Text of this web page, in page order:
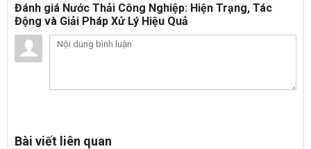
Đánh giá Nước Thải Công Nghiệp: Hiện Trạng, Tác
Động và Giải Pháp Xử Lý Hiệu Quả
Bài viết liên quan